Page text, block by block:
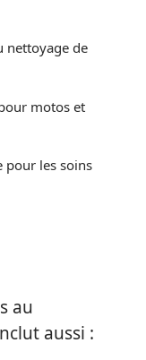
nettoyage de
motos et
pour les soins
au
aussi :